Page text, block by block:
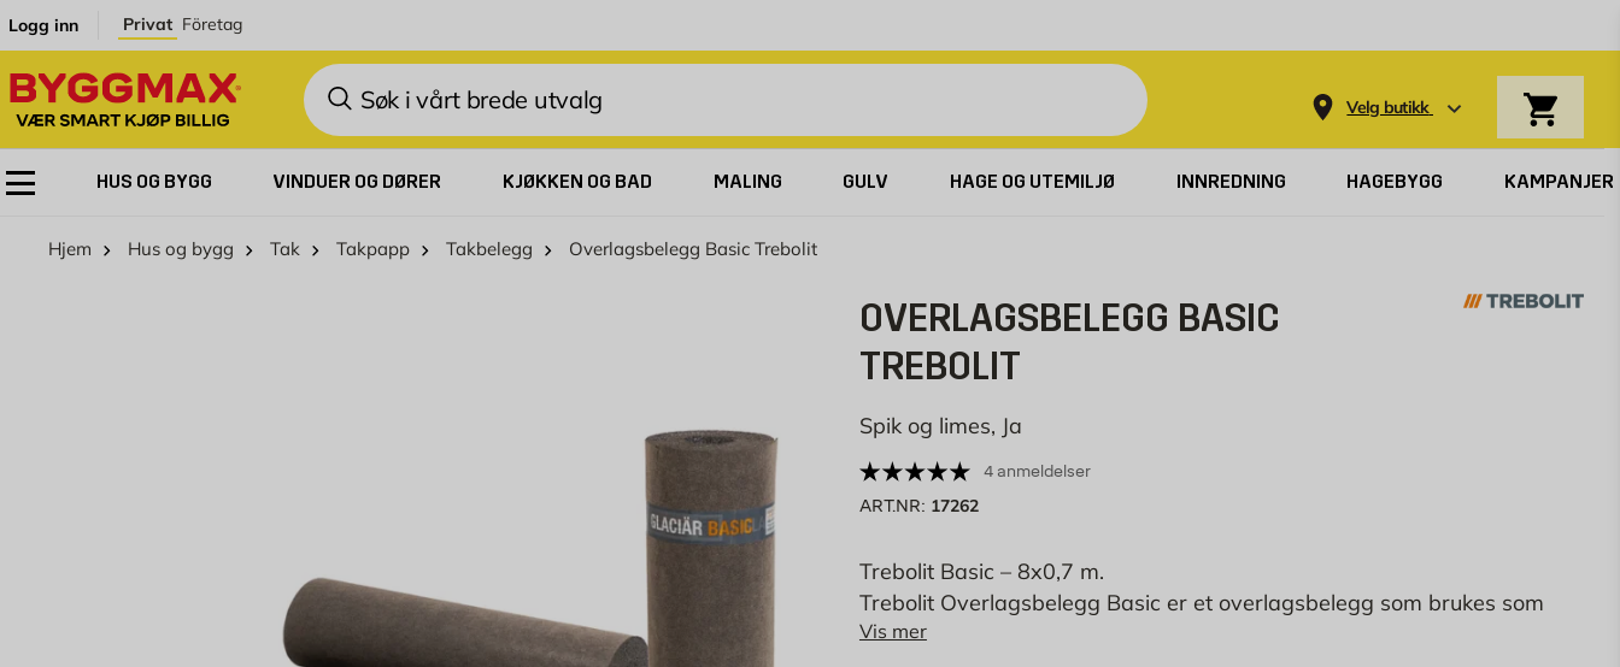
Logg inn Privat Företag
Søk
Velg butikk
HUS OG BYGG VINDUER OG DØRER KJØKKEN OG BAD MALING GULV HAGE OG UTEMILJØ INNREDNING HAGEBYGG KAMPANJER
Hjem Hus og bygg Tak Takpapp Takbelegg Overlagsbelegg Basic Trebolit
OVERLAGSBELEGG BASIC
TREBOLIT
Spik og limes, Ja
4 anmeldelser
ART.NR: 17262
Trebolit Basic – 8x0,7 m.
Trebolit Overlagsbelegg Basic er et overlagsbelegg som brukes som
topplag på mindre tak med en takhelling på minst 14 grader. Mindre
Vis mer